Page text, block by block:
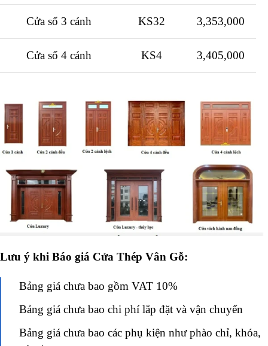
Cửa sổ 3 cánh KS32 3,353,000
Cửa sổ 4 cánh KS4 3,405,000
Lưu ý khi Báo giá Cửa Thép Vân Gỗ:
Bảng giá chưa bao gồm VAT 10%
Bảng giá chưa bao chi phí lắp đặt và vận chuyển
Bảng giá chưa bao các phụ kiện như phào chỉ, khóa,